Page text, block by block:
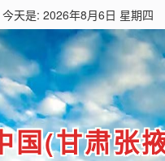
天是: 2026年8月6日 星期四
国(甘肃张